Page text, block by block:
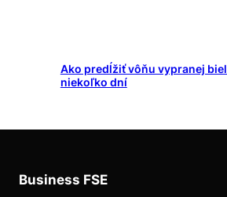
Ako predĺžiť vôňu vypranej
niekoľko dní
Business FSE